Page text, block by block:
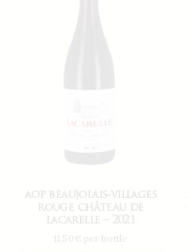
aop beaujolais-villages
rouge château de
lacarelle – 2021
11,50€ per bottle